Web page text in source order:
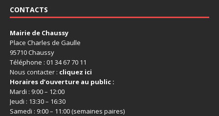
CONTACTS
Mairie de Chaussy
Place Charles de Gaulle
95710 Chaussy
Téléphone : 01 34 67 70 11
Nous contacter : cliquez ici
Horaires d’ouverture au public :
Mardi : 9:00 – 12:00
Jeudi : 13:30 – 16:30
Samedi : 9:00 – 11:00 (semaines paires)